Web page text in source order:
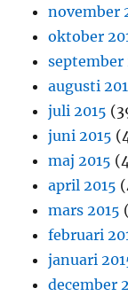
november
oktober
september
augusti
juli 2015
juni 2015
maj 2015
april 2015
mars 2015
februari
januari
december